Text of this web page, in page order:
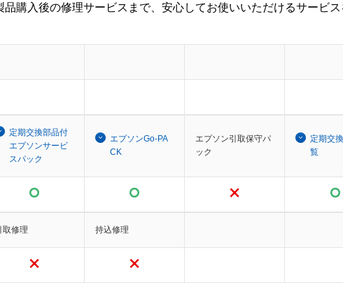
購入後の修理サービスまで、安心してお使いいただけるサービス
定期交換部品付
エプソンサービ
スパック
エプソンGo-PA
CK
エプソン引取保守パ
ック
定期交
覧
取修理 持込修理